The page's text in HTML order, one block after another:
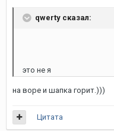
qwerty сказал:
это не я
на воре и шапка горит.)))
Цитата